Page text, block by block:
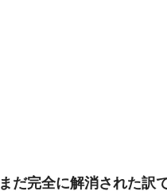
まだ完全に解消された訳